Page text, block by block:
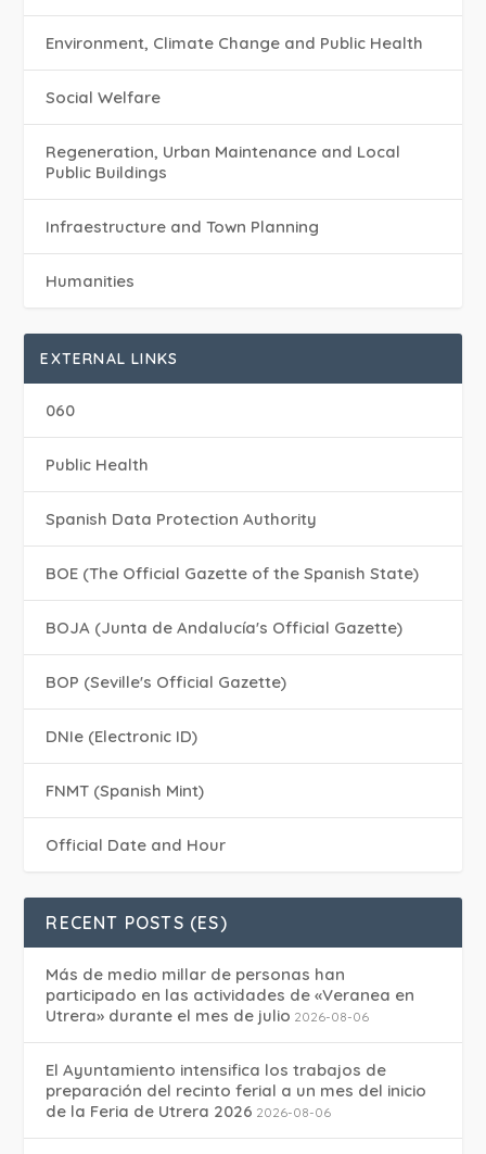
Environment, Climate Change and Public Health
Social Welfare
Regeneration, Urban Maintenance and Local
Public Buildings
Infraestructure and Town Planning
Humanities
EXTERNAL LINKS
060
Public Health
Spanish Data Protection Authority
BOE (The Official Gazette of the Spanish State)
BOJA (Junta de Andalucía's Official Gazette)
BOP (Seville's Official Gazette)
DNIe (Electronic ID)
FNMT (Spanish Mint)
Official Date and Hour
RECENT POSTS (ES)
Más de medio millar de personas han
participado en las actividades de «Veranea en
Utrera» durante el mes de julio 2026-08-06
El Ayuntamiento intensifica los trabajos de
preparación del recinto ferial a un mes del inicio
de la Feria de Utrera 2026 2026-08-06